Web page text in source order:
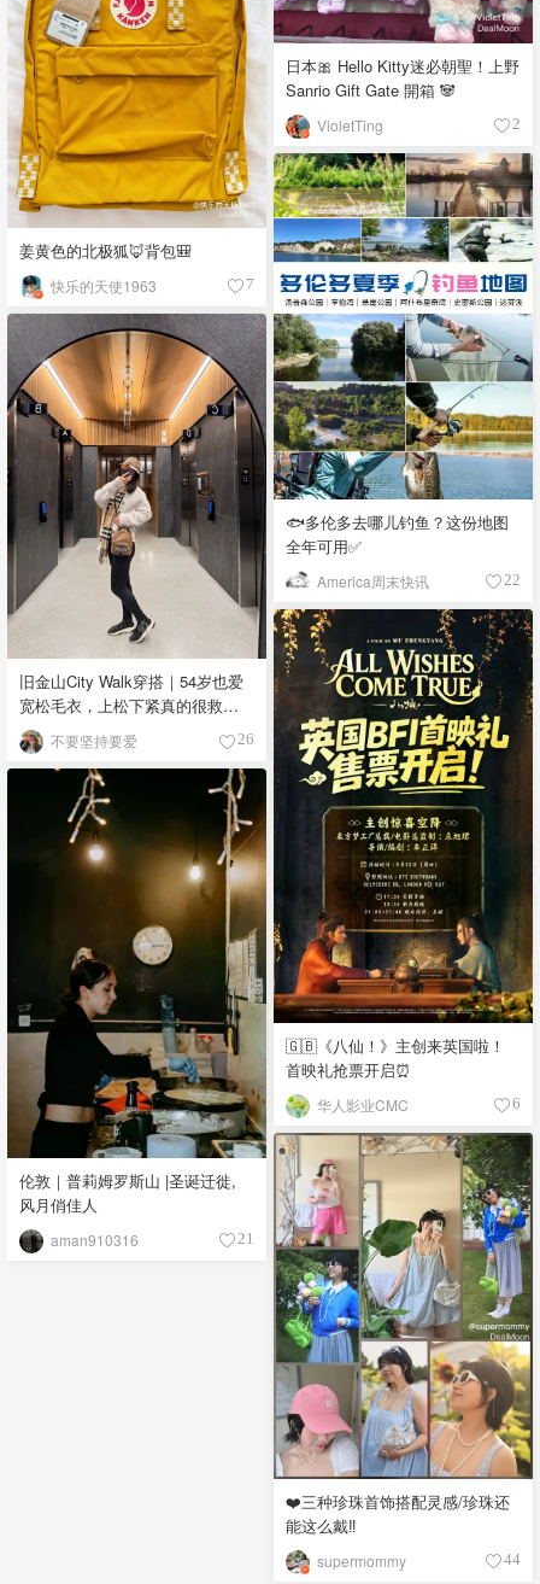
日本🎀 Hello Kitty迷必朝聖！上野
Sanrio Gift Gate 開箱 🐼
VioletTing 2
姜黄色的北极狐🦊背包🎒
快乐的天使1963 7
🐟多伦多去哪儿钓鱼？这份地图
全年可用✅
America周末快讯 22
旧金山City Walk穿搭｜54岁也爱
宽松毛衣，上松下紧真的很救比
例
不要坚持要爱 26
🇬🇧《八仙！》主创来英国啦！
首映礼抢票开启⏰
华人影业CMC 6
伦敦｜普莉姆罗斯山 |圣诞迁徙,
风月俏佳人
aman910316 21
❤️三种珍珠首饰搭配灵感/珍珠还
能这么戴‼️
supermommy 44